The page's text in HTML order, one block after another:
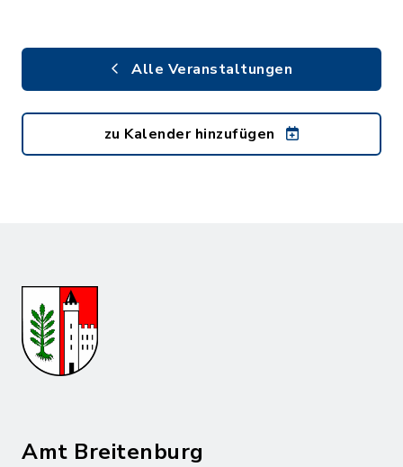
Alle Veranstaltungen
zu Kalender hinzufügen
Amt Breitenburg